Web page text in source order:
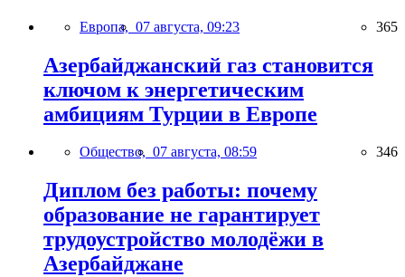
Европа, 07 августа, 09:23 365
Азербайджанский газ становится
ключом к энергетическим
амбициям Турции в Европе
Общество, 07 августа, 08:59 346
Диплом без работы: почему
образование не гарантирует
трудоустройство молодёжи в
Азербайджане